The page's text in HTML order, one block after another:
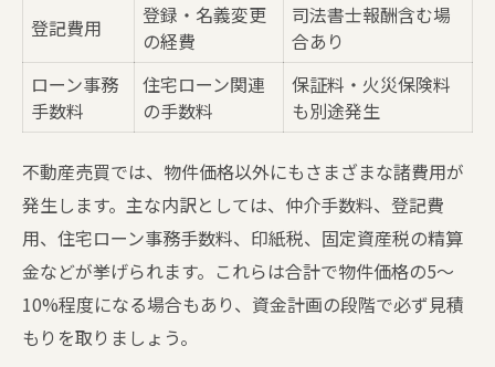
登記費用
登録・名義変更
の経費
司法書士報酬含む場
合あり
ローン事務
手数料
住宅ローン関連
の手数料
保証料・火災保険料
も別途発生
不動産売買では、物件価格以外にもさまざまな諸費用が
発生します。主な内訳としては、仲介手数料、登記費
用、住宅ローン事務手数料、印紙税、固定資産税の精算
金などが挙げられます。これらは合計で物件価格の5〜
10%程度になる場合もあり、資金計画の段階で必ず見積
もりを取りましょう。